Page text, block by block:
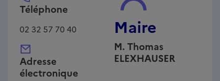
Téléphone
02 32 57 70 40
Adresse
électronique
Maire
M. Thomas
ELEXHAUSER